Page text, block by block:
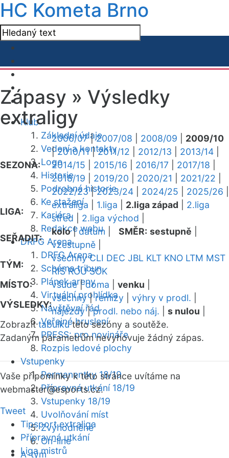
HC Kometa Brno
Klub
Základní údaje
Vedení a kontakty
Logo
Historie
Podrobná historie
Ke stažení
Kariéra
Redakce webu
DRFG Arena
DRFG Arena
Schéma tribun
Plánek areny
Virtuální prohlídka
Návštěvní řád
Veřejné bruslení
PRESS: pro novináře
Rozpis ledové plochy
Vstupenky
Permanentky 18/19
Přípravná utkání 18/19
Vstupenky 18/19
Uvolňování míst
Zvýhodněné
On-line
A-tým
Zápasy » Výsledky
extraligy
SEZONA:
2006/07|2007/08 2008/09
2009/10
|2010/11|2011/12 2012/13 2013/14
2014/15
2015/16 2016/17 2017/18
2018/19
2019/20 2020/21 2021/22
2022/23|2023/24 2024/25 2025/26
LIGA:
extraliga 1.liga 2.liga západ
2.liga
střed
2.liga východ
SEŘADIT:
kolo|datum SMĚR: sestupně
vzestupně
TÝM:
všechny CLI DEC JBL KLT KNO LTM MST
RIS ROU SOK
MÍSTO:
všude|doma venku
VÝSLEDKY:
všechny|remízy výhry v prodl.
nájezdy|prodl. nebo náj. s nulou
Zobrazittabulkutéto sezóny a soutěže.
Zadaným parametrům nevyhovuje žádný zápas.
Vaše připomínky k této stránce uvítáme na
webmaster@esports.cz.
Tweet
Tipsport extraliga
Přípravná utkání
Liga mistrů